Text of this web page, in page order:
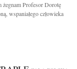
żegnam Profesor Dorotę
wspaniałego człowieka